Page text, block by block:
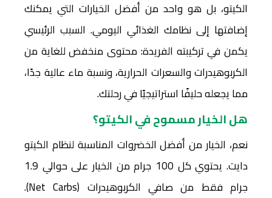
الكيتو، بل هو واحد من أفضل الخيارات التي يمكنك
إضافتها إلى نظامك الغذائي اليومي. السبب الرئيسي
يكمن في تركيبته الفريدة: محتوى منخفض للغاية من
الكربوهيدرات والسعرات الحرارية، ونسبة ماء عالية جدًا،
مما يجعله حليفًا استراتيجيًا في رحلتك.
هل الخيار مسموح في الكيتو؟
نعم، الخيار من أفضل الخضروات المناسبة لنظام الكيتو
دايت. يحتوي كل 100 جرام من الخيار على حوالي 1.9
جرام فقط من صافي الكربوهيدرات (Net Carbs).